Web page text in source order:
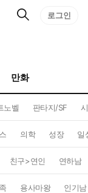
검
로그인
만화
노벨 판타지/SF
의학 성장 일
친구>연인 연하남
용사마왕 인기남